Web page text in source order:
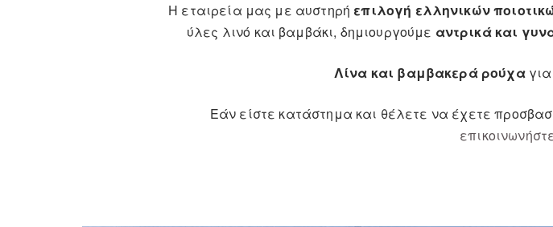
Η εταιρεία μας με αυστηρή επιλογή ελληνικών
ύλες λινό και βαμβάκι, δημιουργούμε αντρικά και
Λίνα και βαμβακερά ρούχαγια
Εάν είστε κατάστημα και θέλετε να έχετε